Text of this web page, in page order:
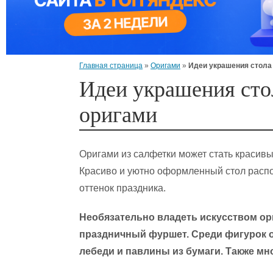
Главная страница » Оригами » Идеи украшения
Идеи украшения
оригами
Оригами из салфетки может стать
Красиво и уютно оформленный стол
оттенок праздника.
Необязательно владеть искусством
праздничный фуршет. Среди фигурок
лебеди и павлины из бумаги. Также